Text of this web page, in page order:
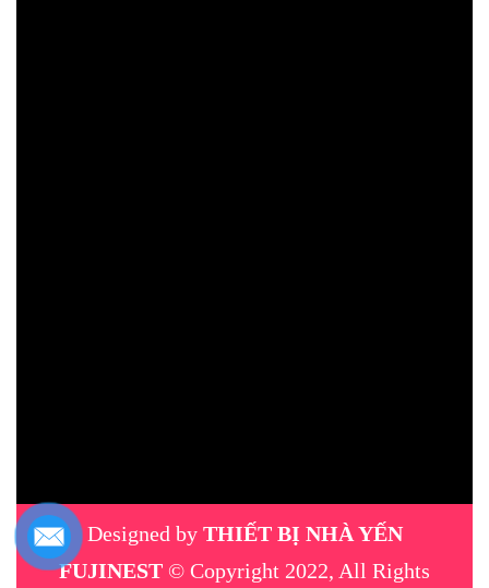
Designed by THIẾT BỊ NHÀ YẾN
FUJINEST © Copyright 2022, All Rights